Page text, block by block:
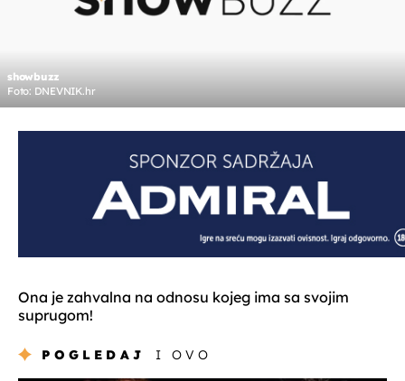
showbuzz
Foto: DNEVNIK.hr
Ona je zahvalna na odnosu kojeg ima sa svojim
suprugom!
POGLEDAJ I OVO